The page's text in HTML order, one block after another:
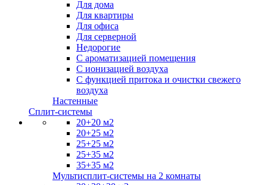
Для дома
Для квартиры
Для офиса
Для серверной
Недорогие
С ароматизацией помещения
С ионизацией воздуха
С функцией притока и очистки свежего
воздуха
Настенные
Сплит-системы
20+20 м2
20+25 м2
25+25 м2
25+35 м2
35+35 м2
Мультисплит-системы на 2 комнаты